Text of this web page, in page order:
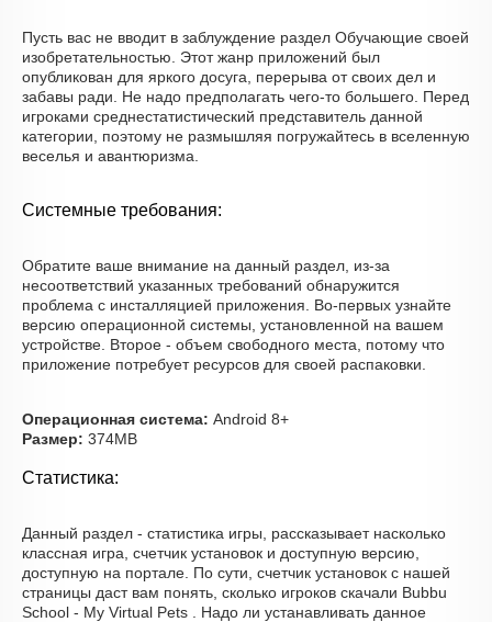
Пусть вас не вводит в заблуждение раздел Обучающие своей
изобретательностью. Этот жанр приложений был
опубликован для яркого досуга, перерыва от своих дел и
забавы ради. Не надо предполагать чего-то большего. Перед
игроками среднестатистический представитель данной
категории, поэтому не размышляя погружайтесь в вселенную
веселья и авантюризма.
Системные требования:
Обратите ваше внимание на данный раздел, из-за
несоответствий указанных требований обнаружится
проблема с инсталляцией приложения. Во-первых узнайте
версию операционной системы, установленной на вашем
устройстве. Второе - объем свободного места, потому что
приложение потребует ресурсов для своей распаковки.
Операционная система: Android 8+
Размер: 374MB
Статистика:
Данный раздел - статистика игры, рассказывает насколько
классная игра, счетчик установок и доступную версию,
доступную на портале. По сути, счетчик установок с нашей
страницы даст вам понять, сколько игроков скачали Bubbu
School - My Virtual Pets . Надо ли устанавливать данное